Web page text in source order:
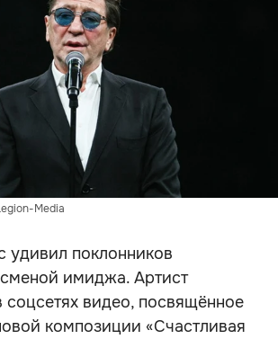
Media
удивил поклонников
имиджа. Артист
соцсетях видео, посвящённое
композиции «Счастливая